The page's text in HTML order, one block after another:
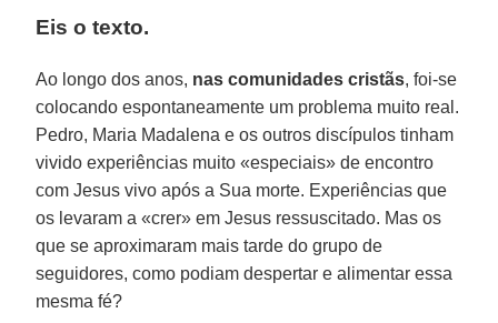
Eis o texto.
Ao longo dos anos, nas comunidades cristãs, foi-se
colocando espontaneamente um problema muito real.
Pedro, Maria Madalena e os outros discípulos tinham
vivido experiências muito «especiais» de encontro
com Jesus vivo após a Sua morte. Experiências que
os levaram a «crer» em Jesus ressuscitado. Mas os
que se aproximaram mais tarde do grupo de
seguidores, como podiam despertar e alimentar essa
mesma fé?